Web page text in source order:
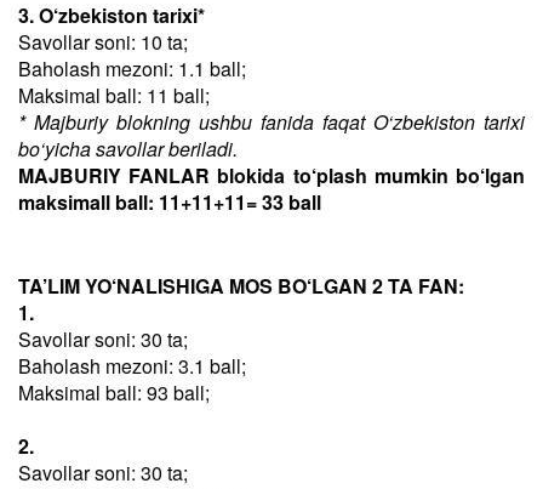
3. O‘zbekiston tarixi*
Savollar soni: 10 ta;
Baholash mezoni: 1.1 ball;
Maksimal ball: 11 ball;
* Majburiy blokning ushbu fanida faqat O‘zbekiston tarixi
bo‘yicha savollar beriladi.
MAJBURIY FANLAR blokida to‘plash mumkin bo‘lgan
maksimall ball: 11+11+11= 33 ball
TA’LIM YO‘NALISHIGA MOS BO‘LGAN 2 TA FAN:
1.
Savollar soni: 30 ta;
Baholash mezoni: 3.1 ball;
Maksimal ball: 93 ball;
2.
Savollar soni: 30 ta;